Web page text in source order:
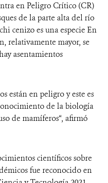
en Peligro Crítico (CR)
de la parte alta del río
cenizo es una especie En
relativamente mayor, se
asentamientos
están en peligro y este es
de la biología
de mamíferos“, afirmó
científicos sobre
fue reconocido en